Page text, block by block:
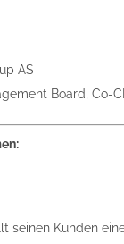
AS
Board, Co-
seinen Kunden